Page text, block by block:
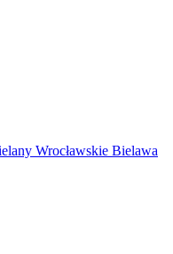
Wrocławskie Bielawa